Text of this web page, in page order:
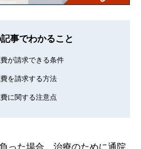
事でわかること
が請求できる条件
を請求する方法
に関する注意点